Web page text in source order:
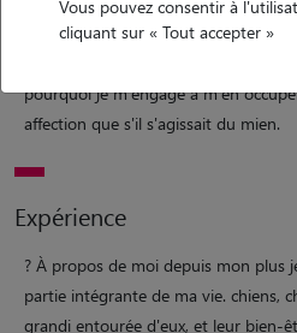
faire confiance ? parce que je suis
pourquoi je m'engage à m'en
affection que s'il s'agissait du mien.
Expérience
? À propos de moi depuis mon plus
partie intégrante de ma vie. chiens,
grandi entourée d'eux, et leur bien-
Vous pouvez consentir à
cliquant sur « Tout accepter »